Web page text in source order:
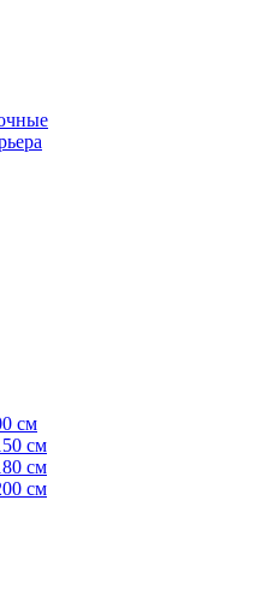
см
см
см
см